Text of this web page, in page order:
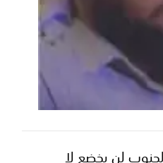
تؤكد جاهزيتها
حضرموت
الأولى استمرار قواتها في
بكامل الجاهزية و...
لن يخضع لا